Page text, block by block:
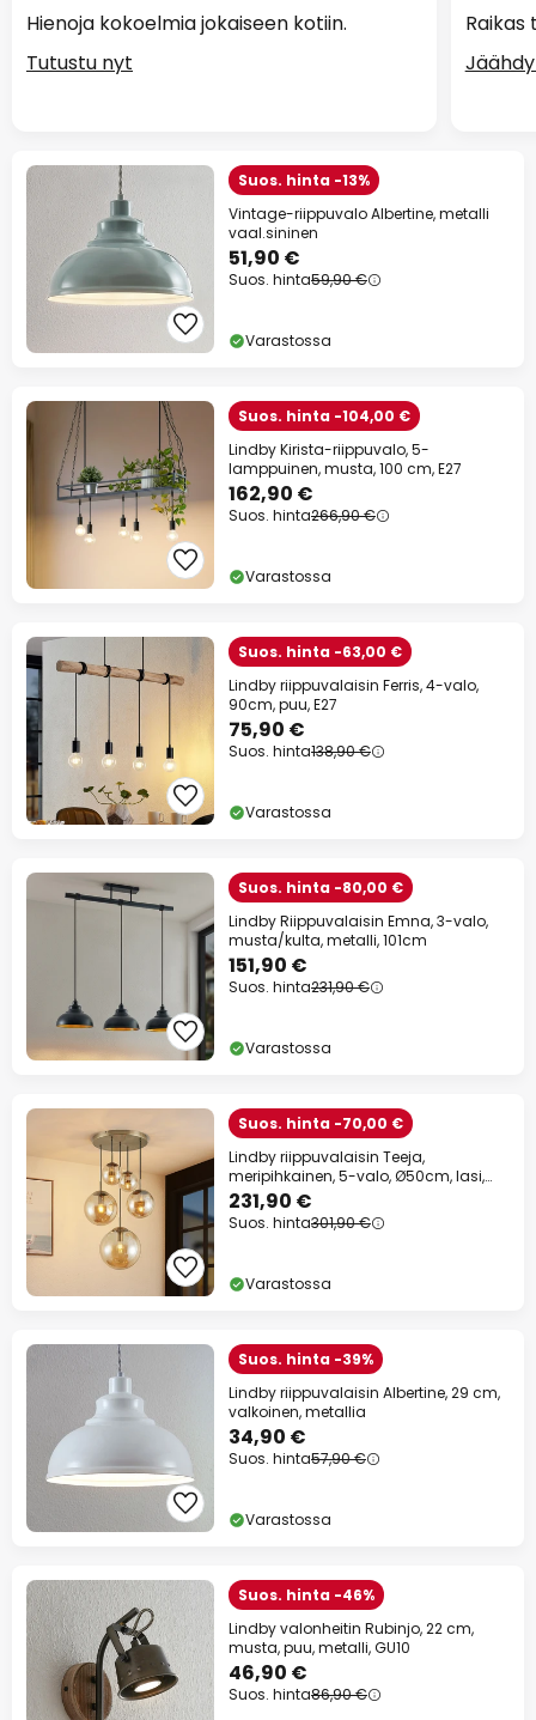
Hienoja kokoelmia jokaiseen kotiin.
Tutustu nyt
Suos. hinta -13%
Vintage-riippuvalo Albertine, metalli
vaal.sininen
51,90 €
Suos. hinta59,90 €
Varastossa
Suos. hinta -104,00 €
Lindby Kirista-riippuvalo, 5-
lamppuinen, musta, 100 cm, E27
162,90 €
Suos. hinta266,90 €
Varastossa
Suos. hinta -63,00 €
Lindby riippuvalaisin Ferris, 4-valo,
90cm, puu, E27
75,90 €
Suos. hinta138,90 €
Varastossa
Suos. hinta -80,00 €
Lindby Riippuvalaisin Emna, 3-valo,
musta/kulta, metalli, 101cm
151,90 €
Suos. hinta231,90 €
Varastossa
Suos. hinta -70,00 €
Lindby riippuvalaisin Teeja,
meripihkainen, 5-valo, Ø50cm, lasi,
E27
231,90 €
Suos. hinta301,90 €
Varastossa
Suos. hinta -39%
Lindby riippuvalaisin Albertine, 29 cm,
valkoinen, metallia
34,90 €
Suos. hinta57,90 €
Varastossa
Suos. hinta -46%
Lindby valonheitin Rubinjo, 22 cm,
musta, puu, metalli, GU10
46,90 €
Suos. hinta86,90 €